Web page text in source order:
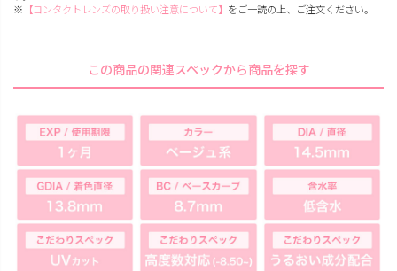
※ 【コンタクトレンズの取り扱い注意について】 をご一読の上、ご注文ください。
この商品の関連スペックから商品を探す